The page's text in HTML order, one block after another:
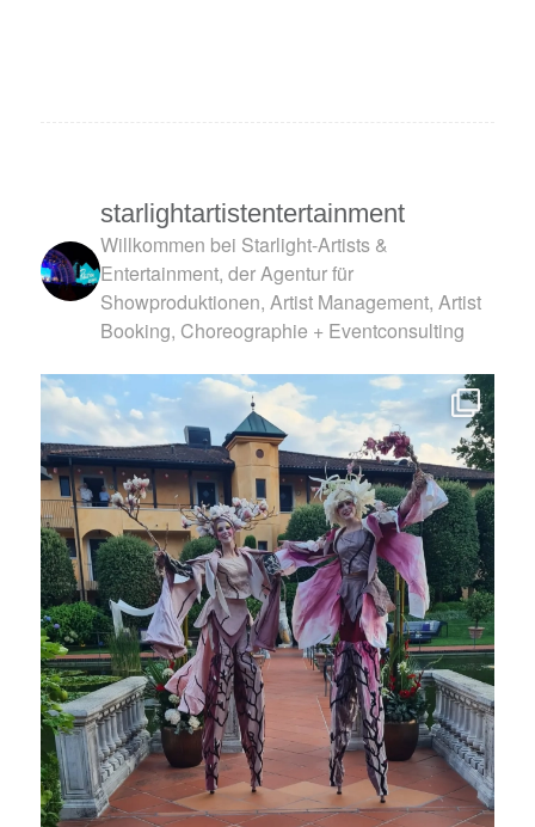
starlightartistentertainment
Willkommen bei Starlight-Artists &
Entertainment, der Agentur für
Showproduktionen, Artist Management, Artist
Booking, Choreographie + Eventconsulting